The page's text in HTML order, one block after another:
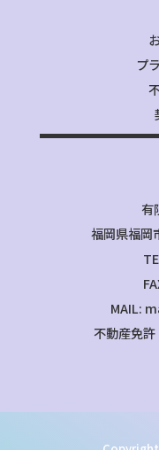
プ
有
福岡県福岡
MAIL:
不動産免